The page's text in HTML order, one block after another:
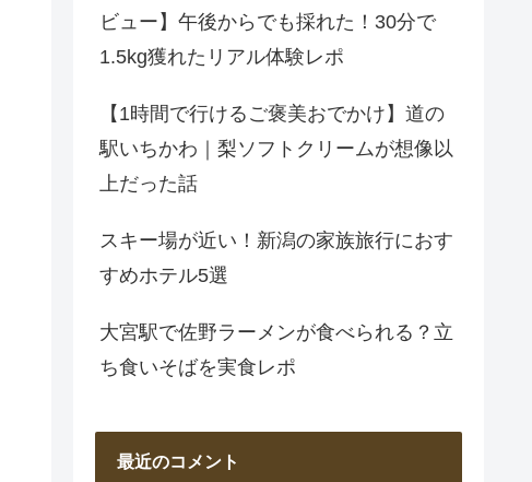
ビュー】午後からでも採れた！30分で
1.5kg獲れたリアル体験レポ
【1時間で行けるご褒美おでかけ】道の
駅いちかわ｜梨ソフトクリームが想像以
上だった話
スキー場が近い！新潟の家族旅行におす
すめホテル5選
大宮駅で佐野ラーメンが食べられる？立
ち食いそばを実食レポ
最近のコメント